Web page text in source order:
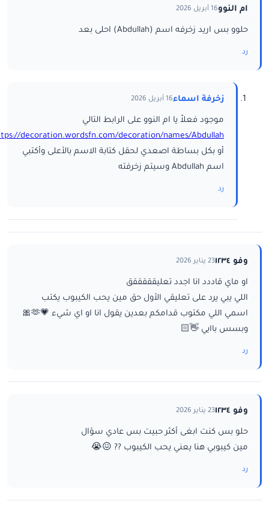
ام النوو16 أبريل 2026
حلوو بس اريد زخرفه اسم (Abdullah) احلى بعد
رد
زخرفة اسماء16 أبريل 2026
موجود فعلاً يا ام النوو على الرابط التالي
decoration.wordsfn.com/decoration/names/Abdullah/
أو بكل بساطة اصعدي لحقل كتابة الاسم بالأعلى وأكتبي
اسم Abdullah وسيتم زخرفته
رد
وفو ١٢٣٤ 23 يناير 2026
او ماي قاددد انا اجدد تعليقققققق
اللي يبي يرد على تعليقي الأول حق مين يحب الكيبوب يكتب
اسمي اللي مكتوب قدامكم بعدين يقول انا او اي شيء 💗🫶🎀
وبسس باايي 👋🏻
رد
وفو ١٢٣٤ 23 يناير 2026
حلو بس كنت ابغى أكثر حبيت بس عادي سؤال
مين كيبوبي هنا يعني يحب الكيبوب ?? 😖😭
رد